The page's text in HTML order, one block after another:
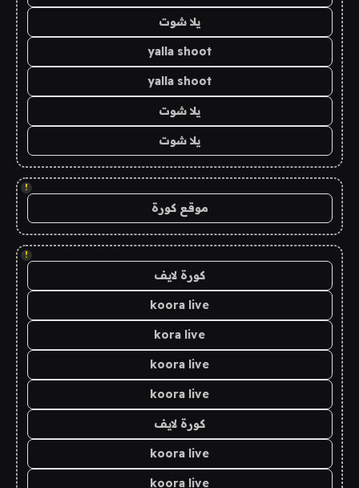
يلا شوت
yalla shoot
yalla shoot
يلا شوت
يلا شوت
!
موقع كورة
!
كورة لايف
koora live
kora live
koora live
koora live
كورة لايف
koora live
koora live